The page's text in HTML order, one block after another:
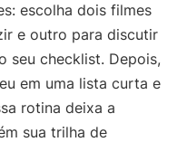
escolha dois filmes
e outro para discutir
seu checklist. Depois,
em uma lista curta e
rotina deixa a
sua trilha de